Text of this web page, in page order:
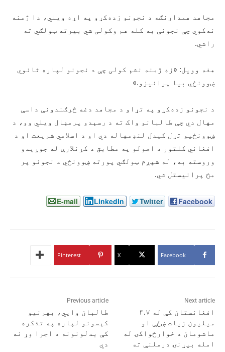
مجاهد همدارنګه د نجونو زده‌کړو په اړه ویلي، دا ژمنه
نه‌کوي چې نجونې به کله هم وکولی شي بیرته ټولګي ته
راشي.
هغه وویل: «زه ژمنه نشم کولی چې د نجونو لپاره ثانوي
ښوونځي بیا پرانیزو.»
د نجونو زده‌کړو په تړاو د مجاهد دغه څرګندونې داسې
مهال دي چې طالبانو واک ته د رسېدو پرمهال ویلي وو، د
ښوونځیو تړل کېدل لنډمهاله دي او د اسلامي شریعت او د
افغاني کلتور د اصولو په مطابق د کړنلارې له جوړېدو
وروسته به، له شپږم ټولګي پورته ښوونځي د نجونو پر
مخ پرانیستل شي.
Facebook
Twitter
LinkedIn
E-mail
Facebook
X
Pinterest
Previous article
طالبان وایي، بهرنیو
کېسونو لپاره په تذکره
کې بدلونونه د اجرا وړ نه
دي
Next article
افغانستان کې له ۴.۷
میلیون زیات ښځې او
ماشومان د خوارځواکۍ له
امله بیړنۍ درملنې ته